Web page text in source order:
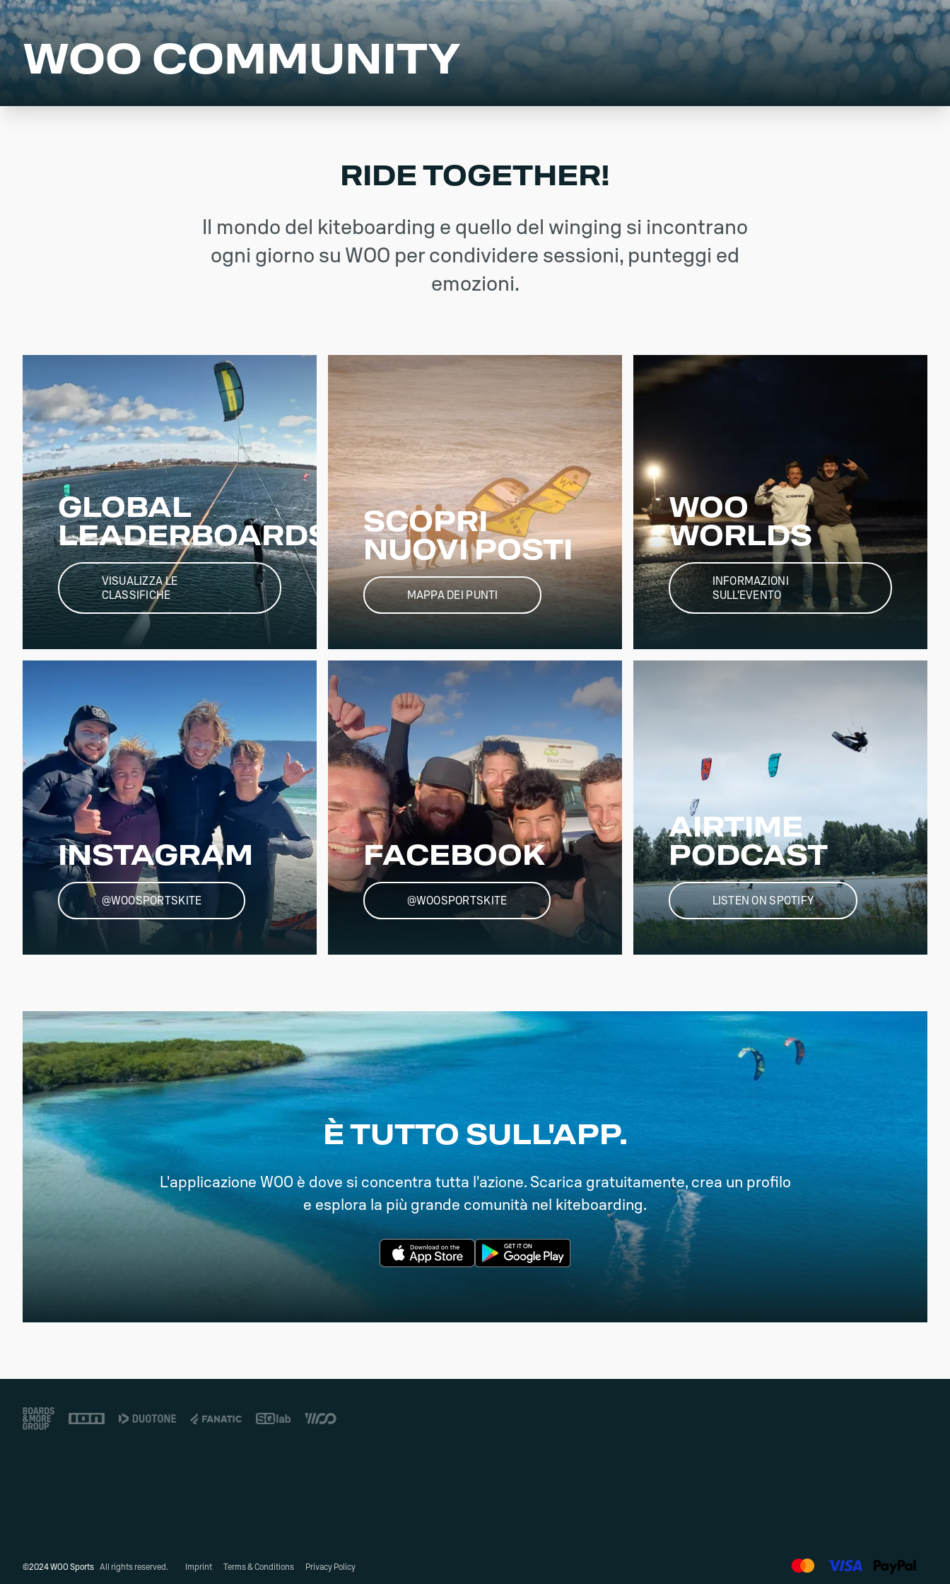
WOO COMMUNITY
RIDE TOGETHER!
Il mondo del kiteboarding e quello del winging si incontrano
ogni giorno su WOO per condividere sessioni, punteggi ed
emozioni.
GLOBAL
LEADERBOARDS
VISUALIZZA LE
CLASSIFICHE
SCOPRI
NUOVI POSTI
MAPPA DEI PUNTI
WOO
WORLDS
INFORMAZIONI
SULL'EVENTO
INSTAGRAM
@WOOSPORTSKITE
FACEBOOK
@WOOSPORTSKITE
AIRTIME
PODCAST
LISTEN ON SPOTIFY
È TUTTO SULL'APP.
L'applicazione WOO è dove si concentra tutta l'azione. Scarica gratuitamente, crea un profilo
e esplora la più grande comunità nel kiteboarding.
Footer
©2024 WOO Sports All rights reserved. Imprint Terms & Conditions Privacy Policy